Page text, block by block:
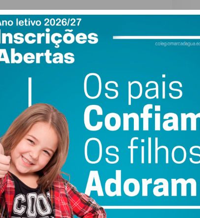
Falsa ameaça de
bomba mobilizou
meios de socorro e
Bilhete de
deixou de ser aceite